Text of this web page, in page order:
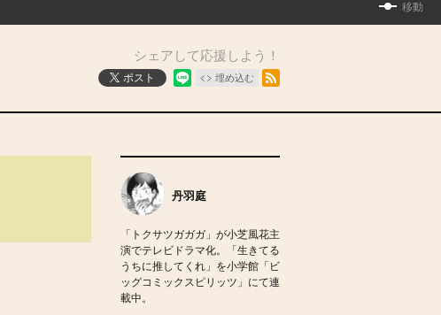
移動
シェアして応援しよう！
ポスト 埋め込む
丹羽庭
「トクサツガガガ」が小芝風花主
演でテレビドラマ化。「生きてる
うちに推してくれ」を小学館「ビ
ッグコミックスピリッツ」にて連
載中。